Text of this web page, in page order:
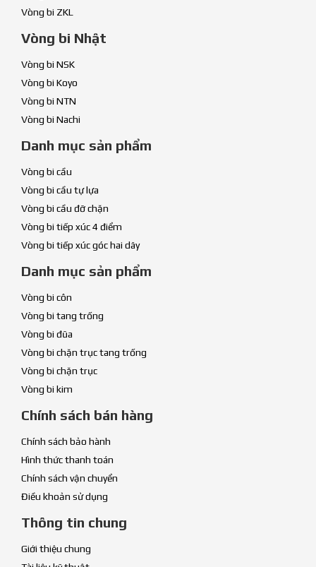
Vòng bi ZKL
Vòng bi Nhật
Vòng bi NSK
Vòng bi Koyo
Vòng bi NTN
Vòng bi Nachi
Danh mục sản phẩm
Vòng bi cầu
Vòng bi cầu tự lựa
Vòng bi cầu đỡ chặn
Vòng bi tiếp xúc 4 điểm
Vòng bi tiếp xúc góc hai dãy
Danh mục sản phẩm
Vòng bi côn
Vòng bi tang trống
Vòng bi đũa
Vòng bi chặn trục tang trống
Vòng bi chặn trục
Vòng bi kim
Chính sách bán hàng
Chính sách bảo hành
Hình thức thanh toán
Chính sách vận chuyển
Điều khoản sử dụng
Thông tin chung
Giới thiệu chung